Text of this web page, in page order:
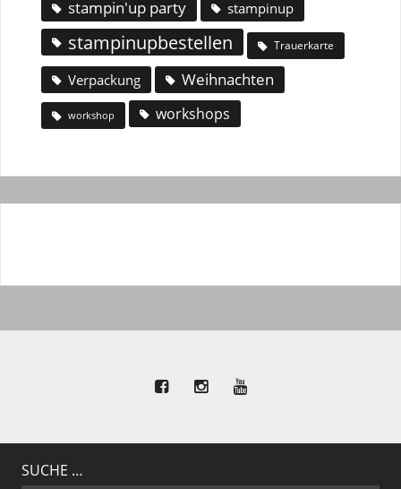
stampin'up party stampinup
stampinupbestellen Trauerkarte
Verpackung Weihnachten
workshop workshops
SUCHE …